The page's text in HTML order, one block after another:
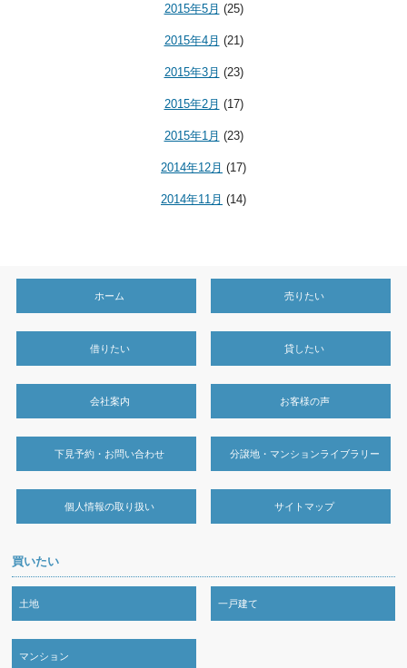
2015年5月 (25)
2015年4月 (21)
2015年3月 (23)
2015年2月 (17)
2015年1月 (23)
2014年12月 (17)
2014年11月 (14)
ホーム 売りたい
借りたい 貸したい
会社案内 お客様の声
下見予約・お問い合わせ 分譲地・マンションライブラリー
個人情報の取り扱い サイトマップ
買いたい
土地 一戸建て
マンション